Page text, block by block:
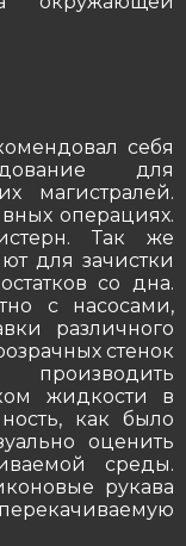
себя
для
магистралей.
операциях.
Так же
для зачистки
со дна.
с насосами,
различного
стенок
жидкости в
как было
оценить
среды.
рукава